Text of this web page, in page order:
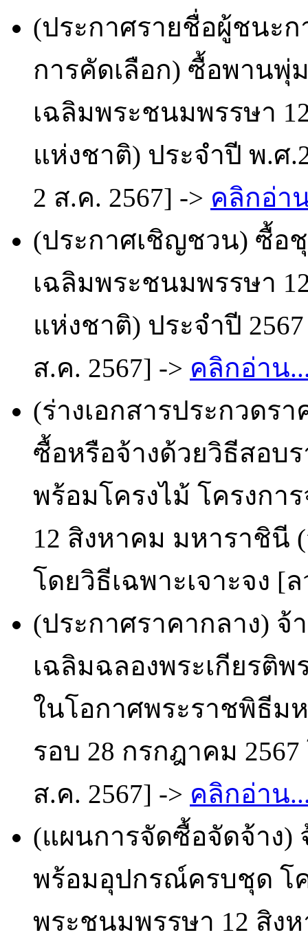
(ประกาศรายชื่อผู้ชนะก
การคัดเลือก) ซื้อพานพุ่
เฉลิมพระชนมพรรษา
แห่งชาติ) ประจำปี พ.ศ
2 ส.ค. 2567] -> คลิกอ่า
(ประกาศเชิญชวน) ซื้อ
เฉลิมพระชนมพรรษา
แห่งชาติ) ประจำปี
ส.ค. 2567] -> คลิกอ่าน
(ร่างเอกสารประกวดรา
ซื้อหรือจ้างด้วยวิธีสอบ
พร้อมโครงไม้ โครงกา
12 สิงหาคม มหาราชินี
โดยวิธีเฉพาะเจาะจง [
(ประกาศราคากลาง) จ้
เฉลิมฉลองพระเกียรติพ
ในโอกาศพระราชพิธีม
รอบ 28 กรกฎาคม
ส.ค. 2567] -> คลิกอ่าน
(แผนการจัดซื้อจัดจ้าง)
พร้อมอุปกรณ์ครบชุด โ
พระชนมพรรษา 12 สิง